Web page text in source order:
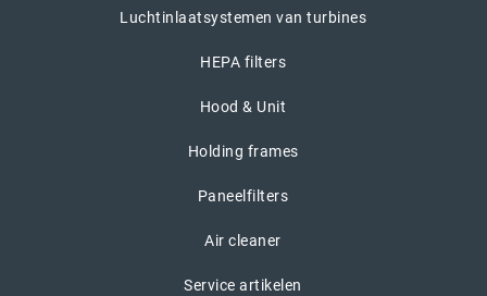
Luchtinlaatsystemen van turbines
HEPA filters
Hood & Unit
Holding frames
Paneelfilters
Air cleaner
Service artikelen